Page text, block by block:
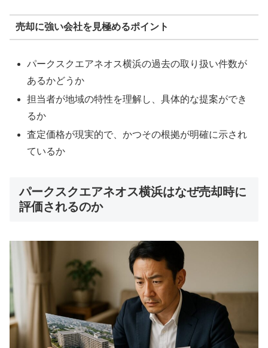
売却に強い会社を見極めるポイント
パークスクエアネオス横浜の過去の取り扱い件数が
あるかどうか
担当者が地域の特性を理解し、具体的な提案ができ
るか
査定価格が現実的で、かつその根拠が明確に示され
ているか
パークスクエアネオス横浜はなぜ売却時に
評価されるのか